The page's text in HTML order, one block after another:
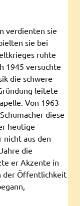
verdienten sie
sie bei
ruhte
1945 versuchte
die schwere
leitete
Von 1963
diese
heutige
nicht aus den
die
er Akzente in
der Öffentlichkeit